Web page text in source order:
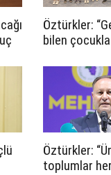
Öztürkler:
bilen
Öztürkler:
toplumlar